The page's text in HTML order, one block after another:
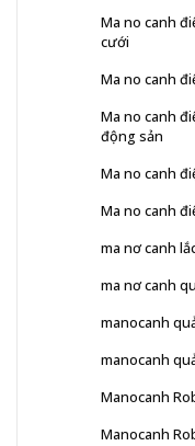
Ma no canh
cưới
Ma no canh
Ma no canh
động sản
Ma no canh
Ma no canh
ma nơ canh
ma nơ canh
manocanh
manocanh
Manocanh
Manocanh